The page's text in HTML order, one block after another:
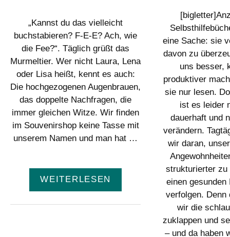
„Kannst du das vielleicht
buchstabieren? F-E-E? Ach, wie
die Fee?“. Täglich grüßt das
Murmeltier. Wer nicht Laura, Lena
oder Lisa heißt, kennt es auch:
Die hochgezogenen Augenbrauen,
das doppelte Nachfragen, die
immer gleichen Witze. Wir finden
im Souvenirshop keine Tasse mit
unserem Namen und man hat …
WEITERLESEN
eine Sache: sie
davon zu
uns besser,
produktiver
sie nur lesen.
ist es leider
dauerhaft und
verändern.
wir daran,
strukturierter zu
einen
verfolgen. Denn
wir die
zuklappen und
– und da haben